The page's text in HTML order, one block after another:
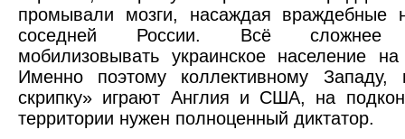
промывали мозги, насаждая враждебные
соседней России. Всё сложнее
мобилизовывать украинское население
Именно поэтому коллективному Западу,
скрипку» играют Англия и США, на
территории нужен полноценный диктатор.